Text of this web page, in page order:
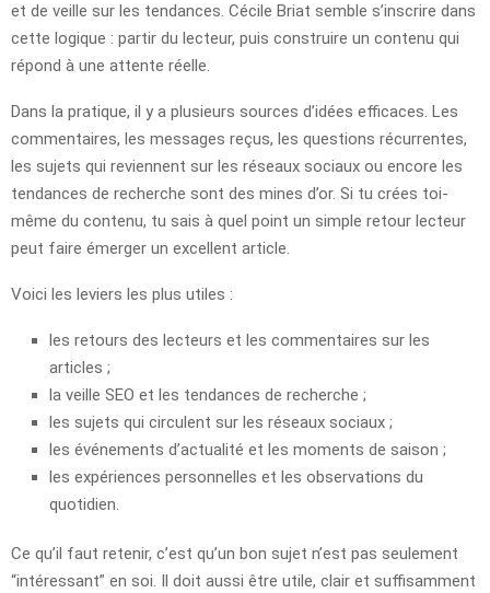
et de veille sur les tendances. Cécile Briat semble s’inscrire dans
cette logique : partir du lecteur, puis construire un contenu qui
répond à une attente réelle.
Dans la pratique, il y a plusieurs sources d’idées efficaces. Les
commentaires, les messages reçus, les questions récurrentes,
les sujets qui reviennent sur les réseaux sociaux ou encore les
tendances de recherche sont des mines d’or. Si tu crées toi-
même du contenu, tu sais à quel point un simple retour lecteur
peut faire émerger un excellent article.
Voici les leviers les plus utiles :
les retours des lecteurs et les commentaires sur les
articles ;
la veille SEO et les tendances de recherche ;
les sujets qui circulent sur les réseaux sociaux ;
les événements d’actualité et les moments de saison ;
les expériences personnelles et les observations du
quotidien.
Ce qu’il faut retenir, c’est qu’un bon sujet n’est pas seulement
“intéressant” en soi. Il doit aussi être utile, clair et suffisamment